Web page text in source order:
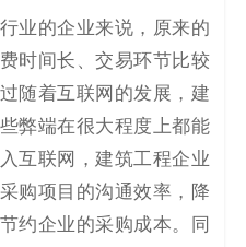
业的企业来说，原来的
时间长、交易环节比较
随着互联网的发展，建
弊端在很大程度上都能
互联网，建筑工程企业
购项目的沟通效率，降
约企业的采购成本。同